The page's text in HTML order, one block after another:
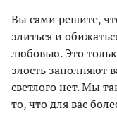
Вы сами решите,
злиться и
любовью. Это
злость заполняют
светлого нет. Мы
то, что для вас